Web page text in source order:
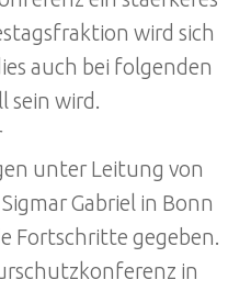
wird sich
auch bei folgenden
sein wird.
unter Leitung von
Gabriel in Bonn
Fortschritte gegeben.
in